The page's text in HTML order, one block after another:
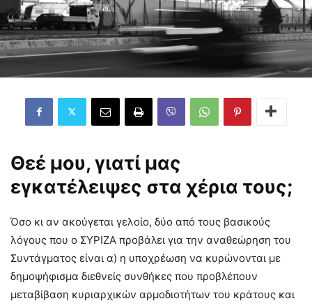
Θεέ μου, γιατί μας
εγκατέλειψες στα χέρια τους;
Όσο κι αν ακούγεται γελοίο, δύο από τους βασικούς
λόγους που ο ΣΥΡΙΖΑ προβάλει για την αναθεώρηση του
Συντάγματος είναι α) η υποχρέωση να κυρώνονται με
δημοψήφισμα διεθνείς συνθήκες που προβλέπουν
μεταβίβαση κυριαρχικών αρμοδιοτήτων του κράτους και